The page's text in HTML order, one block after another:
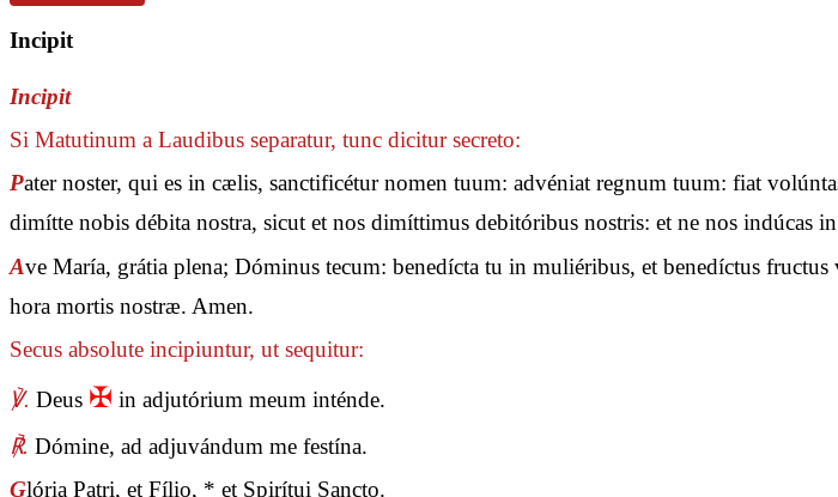
Incipit
Incipit
Si Matutinum a Laudibus separatur, tunc dicitur secreto:
Pater noster, qui es in cælis, sanctificétur nomen tuum: advéniat regnum tuum: fiat
dimítte nobis débita nostra, sicut et nos dimíttimus debitóribus nostris: et ne nos indúcas
Ave María, grátia plena; Dóminus tecum: benedícta tu in muliéribus, et benedíctus
hora mortis nostræ. Amen.
Secus absolute incipiuntur, ut sequitur:
℣. Deus ✠ in adjutórium meum inténde.
℟. Dómine, ad adjuvándum me festína.
Glória Patri, et Fílio, * et Spirítui Sancto.